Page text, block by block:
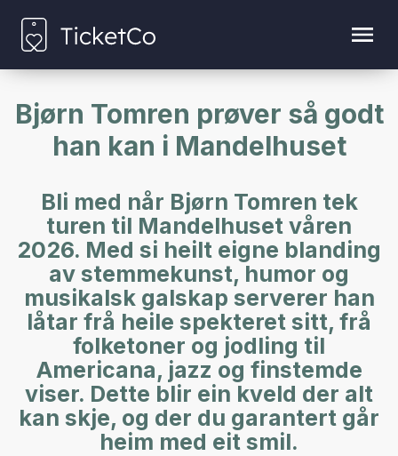
Bjørn Tomren prøver så godt
han kan i Mandelhuset
Bli med når Bjørn Tomren tek
turen til Mandelhuset våren
2026. Med si heilt eigne blanding
av stemmekunst, humor og
musikalsk galskap serverer han
låtar frå heile spekteret sitt, frå
folketoner og jodling til
Americana, jazz og finstemde
viser. Dette blir ein kveld der alt
kan skje, og der du garantert går
heim med eit smil.